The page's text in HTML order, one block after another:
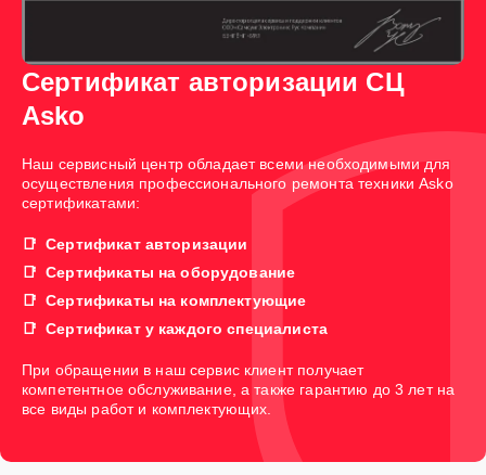
Сертификат авторизации СЦ
Asko
Наш сервисный центр обладает всеми необходимыми для
осуществления профессионального ремонта техники Asko
сертификатами:
Сертификат авторизации
Сертификаты на оборудование
Сертификаты на комплектующие
Сертификат у каждого специалиста
При обращении в наш сервис клиент получает
компетентное обслуживание, а также гарантию до 3 лет на
все виды работ и комплектующих.